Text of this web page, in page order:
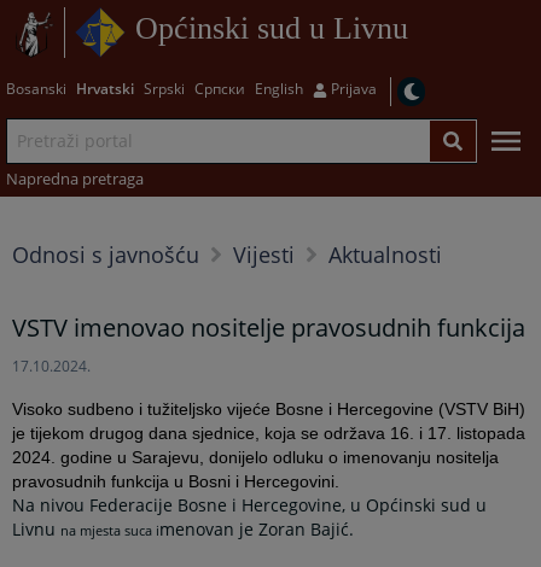
Općinski sud u Livnu
Bosanski Hrvatski Srpski Српски English Prijava
Napredna pretraga
Odnosi s javnošću Vijesti Aktualnosti
VSTV imenovao nositelje pravosudnih funkcija
17.10.2024.
Visoko sudbeno i tužiteljsko vijeće Bosne i Hercegovine (VSTV BiH)
je tijekom drugog dana sjednice, koja se održava 16. i 17. listopada
2024. godine u Sarajevu, donijelo odluku o imenovanju nositelja
pravosudnih funkcija u Bosni i Hercegovini.
Na nivou Federacije Bosne i Hercegovine, u Općinski sud u
Livnu na mjesta suca imenovan je Zoran Bajić.